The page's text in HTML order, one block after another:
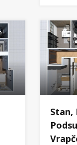
Stan,